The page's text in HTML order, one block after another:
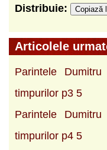
Distribuie: Copiază
Articolele
Parintele
timpurilor p3 5
Parintele
timpurilor p4 5